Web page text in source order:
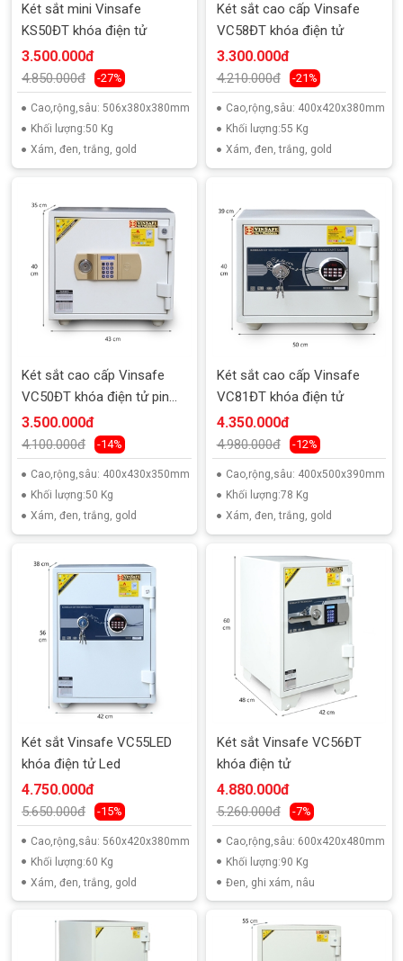
Két sắt mini Vinsafe
KS50ĐT khóa điện tử
3.500.000đ
4.850.000đ -27%
Cao,rộng,sâu: 506x380x380mm
Khối lượng:50 Kg
Xám, đen, trắng, gold
Két sắt cao cấp Vinsafe
VC58ĐT khóa điện tử
3.300.000đ
4.210.000đ -21%
Cao,rộng,sâu: 400x420x380mm
Khối lượng:55 Kg
Xám, đen, trắng, gold
Két sắt cao cấp Vinsafe
VC50ĐT khóa điện tử pin
ngoài
3.500.000đ
4.100.000đ -14%
Cao,rộng,sâu: 400x430x350mm
Khối lượng:50 Kg
Xám, đen, trắng, gold
Két sắt cao cấp Vinsafe
VC81ĐT khóa điện tử
4.350.000đ
4.980.000đ -12%
Cao,rộng,sâu: 400x500x390mm
Khối lượng:78 Kg
Xám, đen, trắng, gold
Két sắt Vinsafe VC55LED
khóa điện tử Led
4.750.000đ
5.650.000đ -15%
Cao,rộng,sâu: 560x420x380mm
Khối lượng:60 Kg
Xám, đen, trắng, gold
Két sắt Vinsafe VC56ĐT
khóa điện tử
4.880.000đ
5.260.000đ -7%
Cao,rộng,sâu: 600x420x480mm
Khối lượng:90 Kg
Đen, ghi xám, nâu